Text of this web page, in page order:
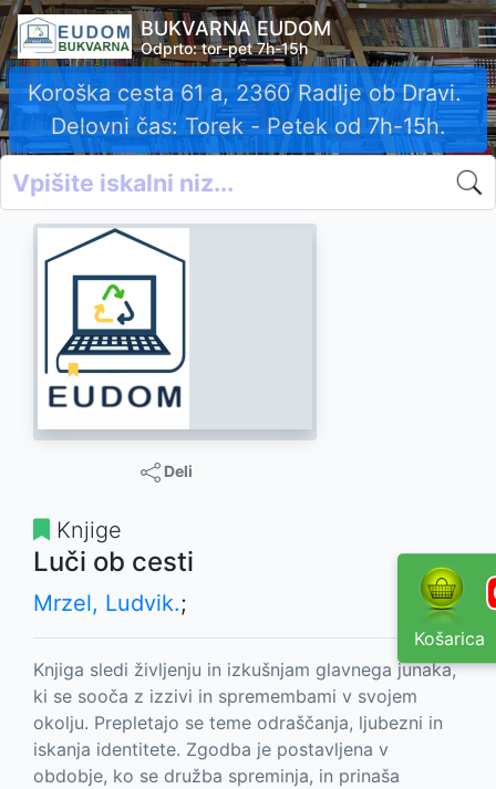
BUKVARNA EUDOM
Odprto: tor-pet 7h-15h
Koroška cesta 61 a, 2360 Radlje ob Dravi.
Delovni čas: Torek - Petek od 7h-15h.
Košarica
Deli
Knjige
Luči ob cesti
Mrzel, Ludvik.;
Knjiga sledi življenju in izkušnjam glavnega junaka,
ki se sooča z izzivi in spremembami v svojem
okolju. Prepletajo se teme odraščanja, ljubezni in
iskanja identitete. Zgodba je postavljena v
obdobje, ko se družba spreminja, in prinaša